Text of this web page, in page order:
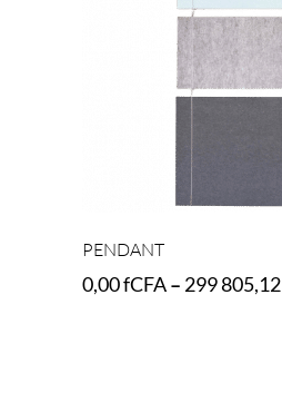
PENDANT
0,00fCFA– 299 805,12